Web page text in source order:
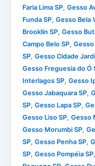
Faria Lima SP,Gesso
Funda SP,Gesso Bela
Brooklin SP,Gesso
Campo Belo SP,Gesso
SP,Gesso Cidade
Gesso Freguesia do Ó
Interlagos SP,Gesso
Gesso Jabaquara SP,
SP,Gesso Lapa SP,
Gesso Liso SP,Gesso
Gesso Morumbi SP,
SP,Gesso Penha SP,
SP,Gesso Pompéia SP